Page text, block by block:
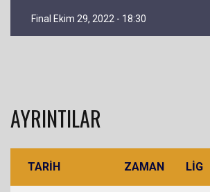
Final Ekim 29, 2022 - 18:30
AYRINTILAR
TARIH ZAMAN LIG